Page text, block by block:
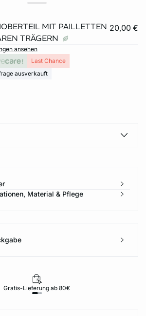
MIT PAILLETTEN
TRÄGERN
20,00 €
ansehen
Last Chance
ausverkauft
Material & Pflege
Gratis-Lieferung ab 80€